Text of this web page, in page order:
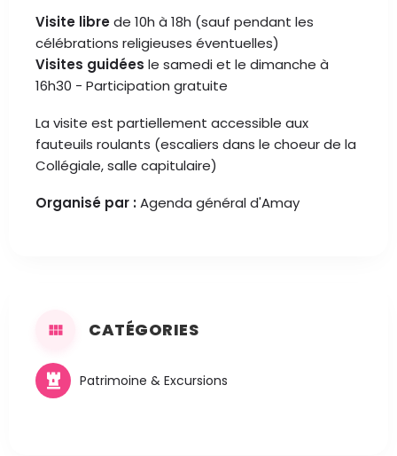
Visite librede 10h à 18h (sauf pendant les
célébrations religieuses éventuelles)
Visites guidées le samedi et le dimanche à
16h30 - Participation gratuite
La visite est partiellement accessible aux
fauteuils roulants (escaliers dans le choeur de la
Collégiale, salle capitulaire)
Organisé par :Agenda général d'Amay
CATÉGORIES
Patrimoine & Excursions